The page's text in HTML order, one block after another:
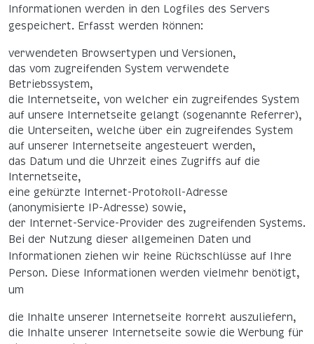
Informationen werden in den Logfiles des Servers
gespeichert. Erfasst werden können:
verwendeten Browsertypen und Versionen,
das vom zugreifenden System verwendete
Betriebssystem,
die Internetseite, von welcher ein zugreifendes System
auf unsere Internetseite gelangt (sogenannte Referrer),
die Unterseiten, welche über ein zugreifendes System
auf unserer Internetseite angesteuert werden,
das Datum und die Uhrzeit eines Zugriffs auf die
Internetseite,
eine gekürzte Internet-Protokoll-Adresse
(anonymisierte IP-Adresse) sowie,
der Internet-Service-Provider des zugreifenden Systems.
Bei der Nutzung dieser allgemeinen Daten und
Informationen ziehen wir keine Rückschlüsse auf Ihre
Person. Diese Informationen werden vielmehr benötigt,
um
die Inhalte unserer Internetseite korrekt auszuliefern,
die Inhalte unserer Internetseite sowie die Werbung für